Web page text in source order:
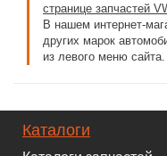
странице запчастей
В нашем интернет-
других марок
из левого меню сайта.
Каталоги